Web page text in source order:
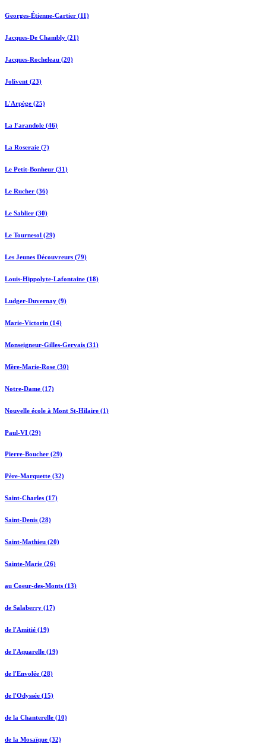
Georges-Étienne-Cartier (11)
Jacques-De Chambly (21)
Jacques-Rocheleau (20)
Jolivent (23)
L'Arpège (25)
La Farandole (46)
La Roseraie (7)
Le Petit-Bonheur (31)
Le Rucher (36)
Le Sablier (30)
Le Tournesol (29)
Les Jeunes Découvreurs (79)
Louis-Hippolyte-Lafontaine (18)
Ludger-Duvernay (9)
Marie-Victorin (14)
Monseigneur-Gilles-Gervais (31)
Mère-Marie-Rose (30)
Notre-Dame (17)
Nouvelle école à Mont St-Hilaire (1)
Paul-VI (29)
Pierre-Boucher (29)
Père-Marquette (32)
Saint-Charles (17)
Saint-Denis (28)
Saint-Mathieu (20)
Sainte-Marie (26)
au Coeur-des-Monts (13)
de Salaberry (17)
de l'Amitié (19)
de l'Aquarelle (19)
de l'Envolée (28)
de l'Odyssée (15)
de la Chanterelle (10)
de la Mosaïque (32)